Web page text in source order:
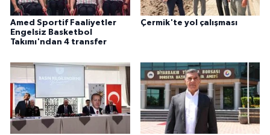
Amed Sportif Faaliyetler
Engelsiz Basketbol
Takımı'ndan 4 transfer
Çermik'te yol çalışması